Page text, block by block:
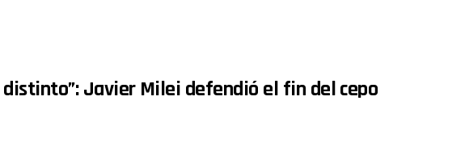
Javier Milei defendió el fin del cepo